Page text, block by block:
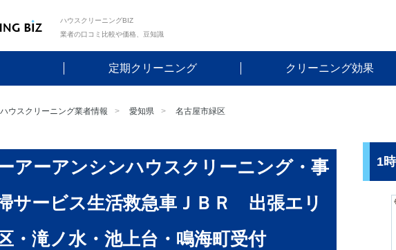
ハウスクリーニングBIZ
業者の口コミ比較や価格、豆知識
定期クリーニング クリーニング効果
ウスクリーニング業者情報 愛知県 名古屋市緑区
アーアンシンハウスクリーニング・事
サービス生活救急車ＪＢＲ 出張エリ
・滝ノ水・池上台・鳴海町受付
1